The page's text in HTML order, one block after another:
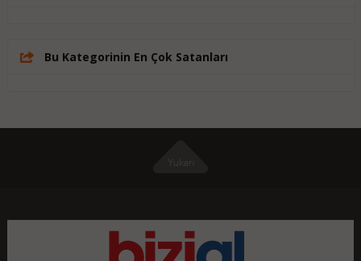
Bu Kategorinin En Çok Satanları